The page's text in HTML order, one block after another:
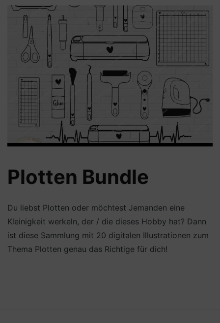
Plotten Bundle
Du liebst Plotten oder möchtest Jemanden eine
Kleinigkeit werkeln, der / die dieses Hobby hat? Dann
ist diese Sammlung mit 20 digitalen Illustrationen zum
Thema Plotten genau das Richtige für dich!